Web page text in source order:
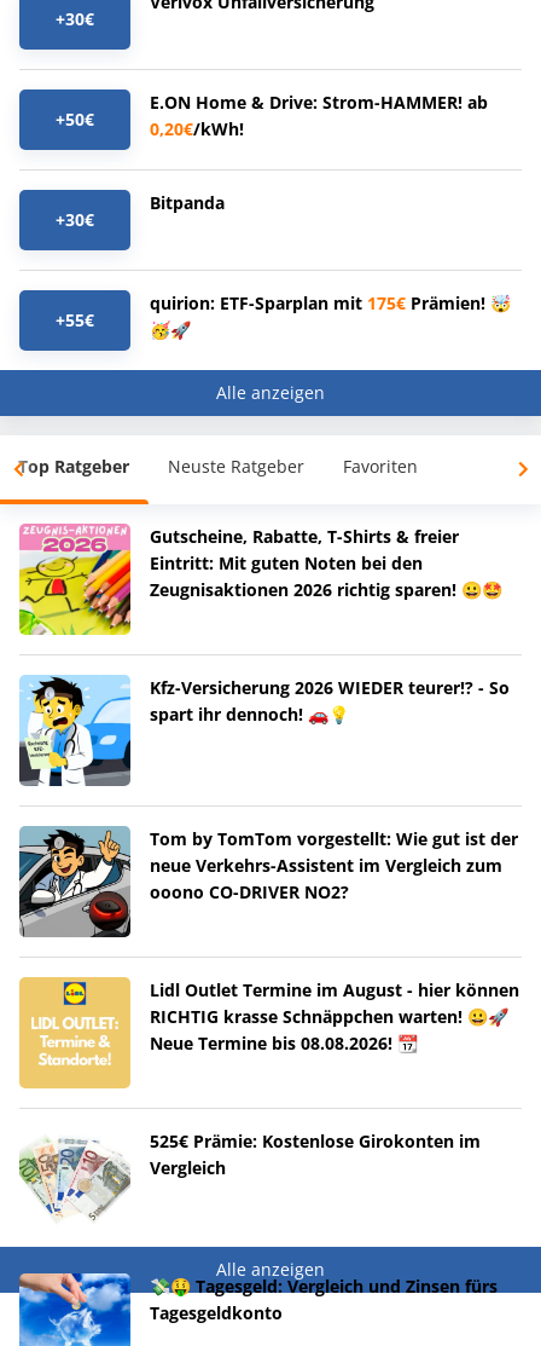
+30€
+50€
E.ON Home & Drive: Strom-HAMMER! ab
0,20€/kWh!
+30€
Bitpanda
+55€
quirion: ETF-Sparplan mit 175€ Prämien! 🤯
🥳🚀
Alle anzeigen
Top Ratgeber Neuste Ratgeber Favoriten
Gutscheine, Rabatte, T-Shirts & freier
Eintritt: Mit guten Noten bei den
Zeugnisaktionen 2026 richtig sparen! 😀🤩
Kfz-Versicherung 2026 WIEDER teurer!? - So
spart ihr dennoch! 🚗💡
Tom by TomTom vorgestellt: Wie gut ist der
neue Verkehrs-Assistent im Vergleich zum
ooono CO-DRIVER NO2?
Lidl Outlet Termine im August - hier können
RICHTIG krasse Schnäppchen warten! 😀🚀
Neue Termine bis 08.08.2026! 📆
525€ Prämie: Kostenlose Girokonten im
Vergleich
Alle anzeigen
💸🤑 Tagesgeld: Vergleich und Zinsen fürs
Tagesgeldkonto